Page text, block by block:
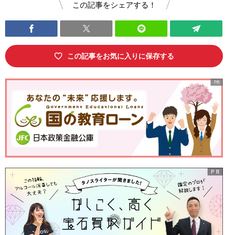
この記事をシェアする！
この記事をお気に入りに保存する